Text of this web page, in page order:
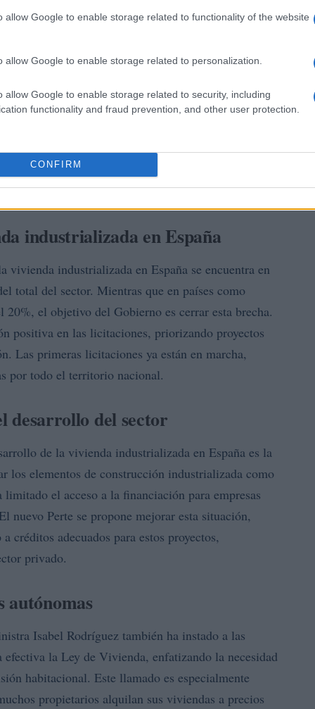
allow Google to enable storage related to functionality of the website
allow Google to enable storage related to personalization.
allow Google to enable storage related to security, including
functionality and fraud prevention, and other user protection.
CONFIRM
industrializada en España
vivienda industrializada en España se encuentra en
total del sector. Mientras que en países como
el objetivo del Gobierno es cerrar esta brecha.
positiva en las licitaciones, priorizando proyectos
Las primeras licitaciones ya están en marcha,
por todo el territorio nacional.
desarrollo del sector
de la vivienda industrializada en España es la
los elementos de construcción industrializada como
el acceso a la financiación para empresas
nuevo Perte se propone mejorar esta situación,
créditos adecuados para estos proyectos,
privado.
autónomas
Isabel Rodríguez también ha instado a las
la Ley de Vivienda, enfatizando la necesidad
habitacional. Este llamado es especialmente
propietarios alquilan sus viviendas a precios